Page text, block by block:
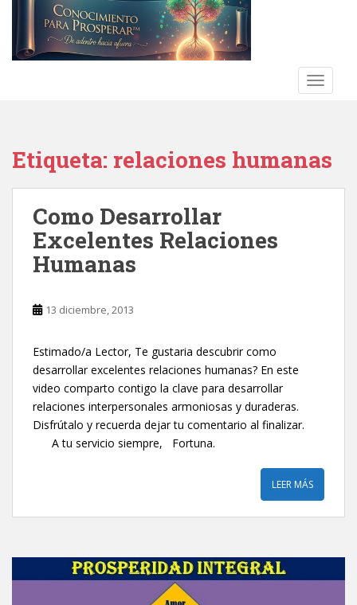
Etiqueta: relaciones humanas
Como Desarrollar
Excelentes Relaciones
Humanas
13 diciembre, 2013
Estimado/a Lector, Te gustaria descubrir como
desarrollar excelentes relaciones humanas? En este
video comparto contigo la clave para desarrollar
relaciones interpersonales armoniosas y duraderas.
Disfrútalo y recuerda dejar tu comentario al finalizar.
A tu servicio siempre, Fortuna.
LEER MÁS